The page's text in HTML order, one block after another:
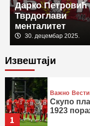
Дарко Петровић
Тврдоглави
менталитет
30. децембар 2025.
Извештаји
4
5
Важно Вести
1
Важно Вести
Скупо
1923